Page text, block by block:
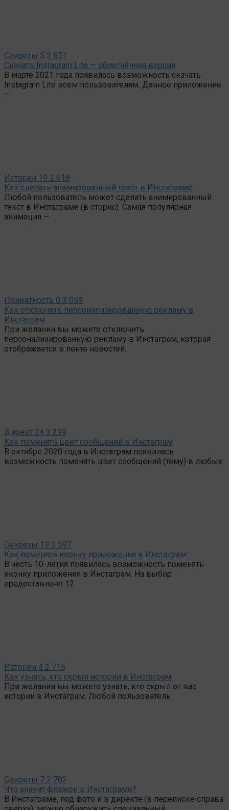
Секреты 5 2 651
Скачать Instagram Lite — облегчённая версия
В марте 2021 года появилась возможность скачать
Instagram Lite всем пользователям. Данное приложение
—
Истории 19 2 618
Как сделать анимированный текст в Инстаграме
Любой пользователь может сделать анимированный
текст в Инстаграме (в сторис). Самая популярная
анимация —
Приватность 0 3 059
Как отключить персонализированную рекламу в
Инстаграм
При желании вы можете отключить
персонализированную рекламу в Инстаграм, которая
отображается в ленте новостей.
Директ 24 3 299
Как поменять цвет сообщений в Инстаграм
В октябре 2020 года в Инстаграм появилась
возможность поменять цвет сообщений (тему) в любых
Секреты 19 3 597
Как поменять иконку приложения в Инстаграм
В честь 10-летия появилась возможность поменять
иконку приложения в Инстаграм. На выбор
предоставлено 12
Истории 4 2 715
Как узнать, кто скрыл истории в Инстаграм
При желании вы можете узнать, кто скрыл от вас
истории в Инстаграм. Любой пользователь
Секреты 7 2 702
Что значит флажок в Инстаграме?
В Инстаграме, под фото и в директе (в переписке справа